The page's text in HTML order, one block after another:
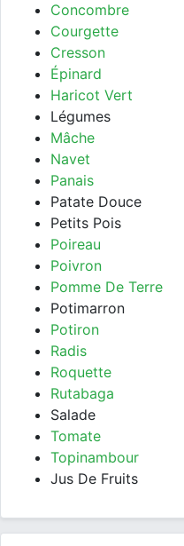
Concombre
Courgette
Cresson
Épinard
Haricot Vert
Légumes
Mâche
Navet
Panais
Patate Douce
Petits Pois
Poireau
Poivron
Pomme De Terre
Potimarron
Potiron
Radis
Roquette
Rutabaga
Salade
Tomate
Topinambour
Jus De Fruits